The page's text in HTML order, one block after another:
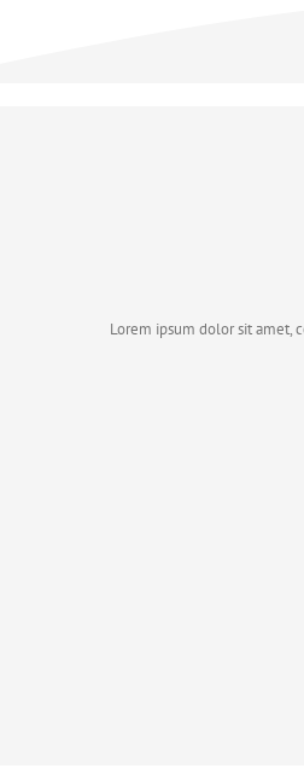
Lorem ipsum dolor sit amet,